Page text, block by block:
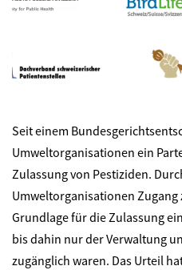
Seit einem
Umweltorganisationen ein
Zulassung von Pestiziden.
Umweltorganisationen
Grundlage für die Zulassung
bis dahin nur der Verwaltung
zugänglich waren. Das Urteil